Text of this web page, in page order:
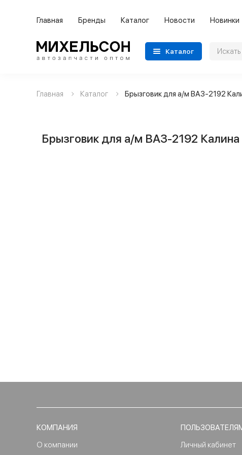
Главная Бренды Каталог Новости Новинки
Каталог
Применяемость
Категории автозапчастей
Главная Каталог Брызговик для а/м ВАЗ-2192
Брызговик для а/м ВАЗ-2192 Калина
КОМПАНИЯ
О компании
Личный кабинет